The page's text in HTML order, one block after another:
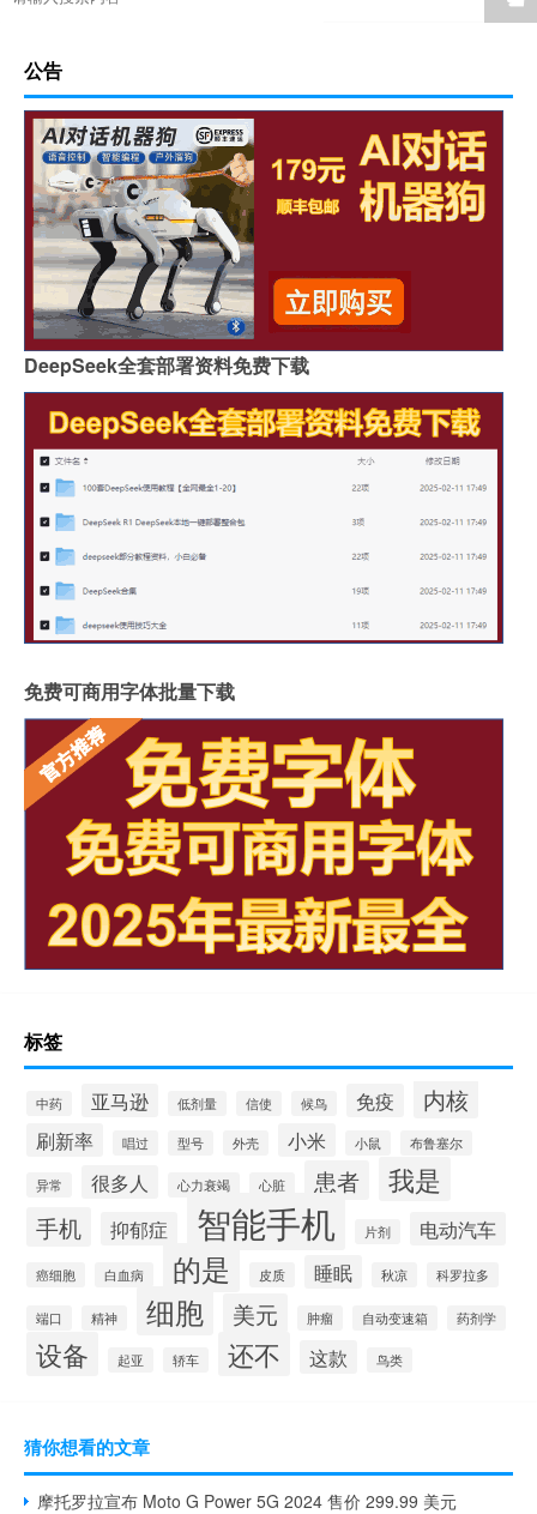
公告
DeepSeek全套部署资料免费下载
免费可商用字体批量下载
标签
中药 亚马逊 低剂量 信使 候鸟 免疫 内核
刷新率 唱过 型号 外壳 小米 小鼠 布鲁塞尔
异常 很多人 心力衰竭 心脏 患者 我是
手机 抑郁症 智能手机 片剂 电动汽车
癌细胞 白血病 的是 皮质 睡眠 秋凉 科罗拉多
端口 精神 细胞 美元 肿瘤 自动变速箱 药剂学
设备 起亚 轿车 还不 这款 鸟类
猜你想看的文章
摩托罗拉宣布 Moto G Power 5G 2024 售价 299.99 美元